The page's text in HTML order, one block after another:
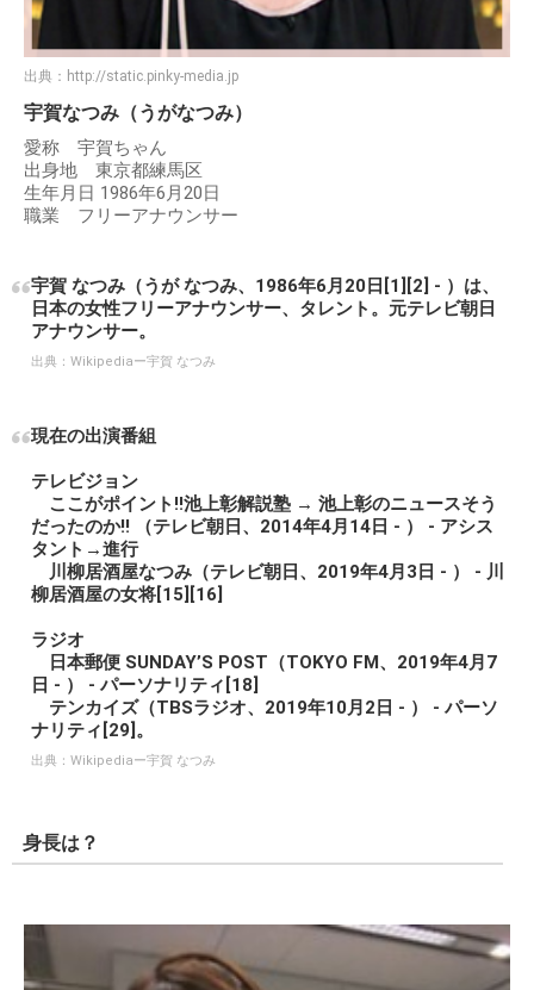
出典： http://static.pinky-media.jp
宇賀なつみ（うがなつみ）
愛称 宇賀ちゃん
出身地 東京都練馬区
生年月日 1986年6月20日
職業 フリーアナウンサー
宇賀 なつみ（うが なつみ、1986年6月20日[1][2] - ）は、
日本の女性フリーアナウンサー、タレント。元テレビ朝日
アナウンサー。
出典： Wikipediaー宇賀 なつみ
現在の出演番組
テレビジョン
ここがポイント!!池上彰解説塾 → 池上彰のニュースそう
だったのか!! （テレビ朝日、2014年4月14日 - ） - アシス
タント→進行
川柳居酒屋なつみ（テレビ朝日、2019年4月3日 - ） - 川
柳居酒屋の女将[15][16]
ラジオ
日本郵便 SUNDAY’S POST（TOKYO FM、2019年4月7
日 - ） - パーソナリティ[18]
テンカイズ（TBSラジオ、2019年10月2日 - ） - パーソ
ナリティ[29]。
出典： Wikipediaー宇賀 なつみ
身長は？